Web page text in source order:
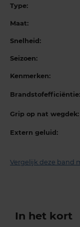
Type:
Maat:
Snelheid:
Seizoen:
Kenmerken:
Brandstofefficiëntie:
Grip op nat wegdek:
Extern geluid:
Vergelijk deze band
In het kort